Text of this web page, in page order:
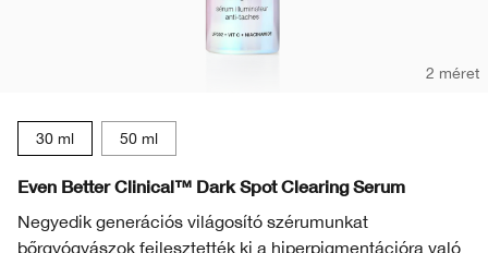
2 méret
30 ml 50 ml
Even Better Clinical™ Dark Spot Clearing Serum
Negyedik generációs világosító szérumunkat
bőrgyógyászok fejlesztették ki a hiperpigmentációra való